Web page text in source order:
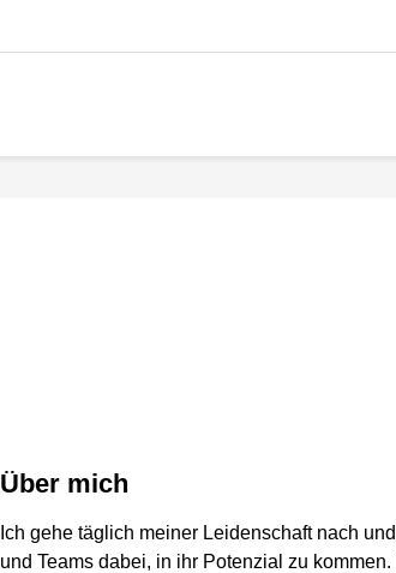
Über mich
Ich gehe täglich meiner Leidenschaft nach
und Teams dabei, in ihr Potenzial zu